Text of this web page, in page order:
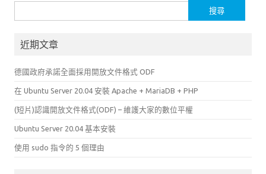
尋
鍵近期文章
德國政府承諾全面採用開放文件格式 ODF
在 Ubuntu Server 20.04 安裝 Apache + MariaDB + PHP
(短片)認識開放文件格式(ODF) – 維護大家的數位平權
Ubuntu Server 20.04 基本安裝
使用 sudo 指令的 5 個理由